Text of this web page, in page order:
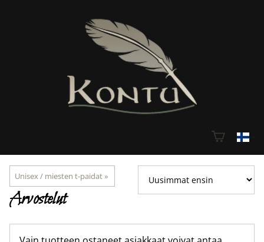
Unisex / miesten t-paidat‪»
Arvostelut